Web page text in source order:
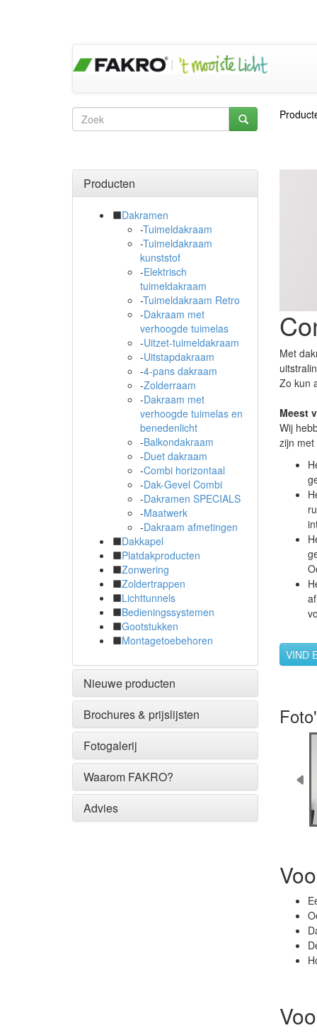
Producten
Dakramen
-Tuimeldakraam
-Tuimeldakraam
kunststof
-Elektrisch
tuimeldakraam
-Tuimeldakraam Retro
-Dakraam met
verhoogde tuimelas
-Uitzet-tuimeldakraam
-Uitstapdakraam
-4-pans dakraam
-Zolderraam
-Dakraam met
verhoogde tuimelas en
benedenlicht
-Balkondakraam
-Duet dakraam
-Combi horizontaal
-Dak-Gevel Combi
-Dakramen SPECIALS
-Maatwerk
-Dakraam afmetingen
Dakkapel
Platdakproducten
Zonwering
Zoldertrappen
Lichttunnels
Bedieningssystemen
Gootstukken
Montagetoebehoren
Nieuwe producten
Brochures & prijslijsten
Fotogalerij
Waarom FAKRO?
Advies
Met
Zo kun
Meest
Wij
zijn